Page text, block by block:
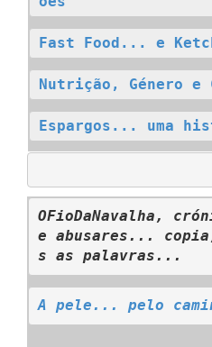
Fast Food... e
Nutrição, Género e
Espargos... uma
OFioDaNavalha,
e abusares...
s as palavras...
A pele... pelo